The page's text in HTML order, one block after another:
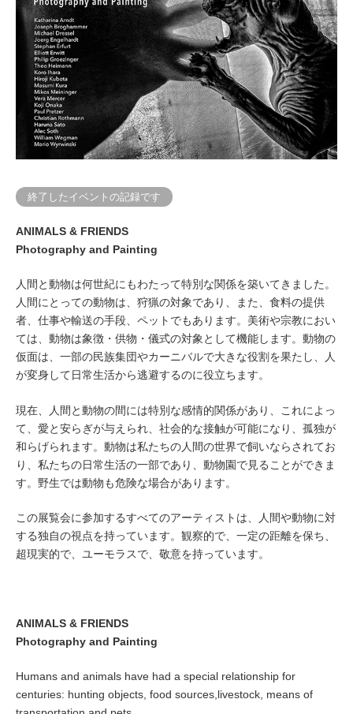
終了したイベントの記録です
ANIMALS & FRIENDS
Photography and Painting
人間と動物は何世紀にもわたって特別な関係を築いてきました。
人間にとっての動物は、狩猟の対象であり、また、食料の提供
者、仕事や輸送の手段、ペットでもあります。美術や宗教におい
ては、動物は象徴・供物・儀式の対象として機能します。動物の
仮面は、一部の民族集団やカーニバルで大きな役割を果たし、人
が変身して日常生活から逃避するのに役立ちます。
現在、人間と動物の間には特別な感情的関係があり、これによっ
て、愛と安らぎが与えられ、社会的な接触が可能になり、孤独が
和らげられます。動物は私たちの人間の世界で飼いならされてお
り、私たちの日常生活の一部であり、動物園で見ることができま
す。野生では動物も危険な場合があります。
この展覧会に参加するすべてのアーティストは、人間や動物に対
する独自の視点を持っています。観察的で、一定の距離を保ち、
超現実的で、ユーモラスで、敬意を持っています。
ANIMALS & FRIENDS
Photography and Painting
Humans and animals have had a special relationship for
centuries: hunting objects, food sources,livestock, means of